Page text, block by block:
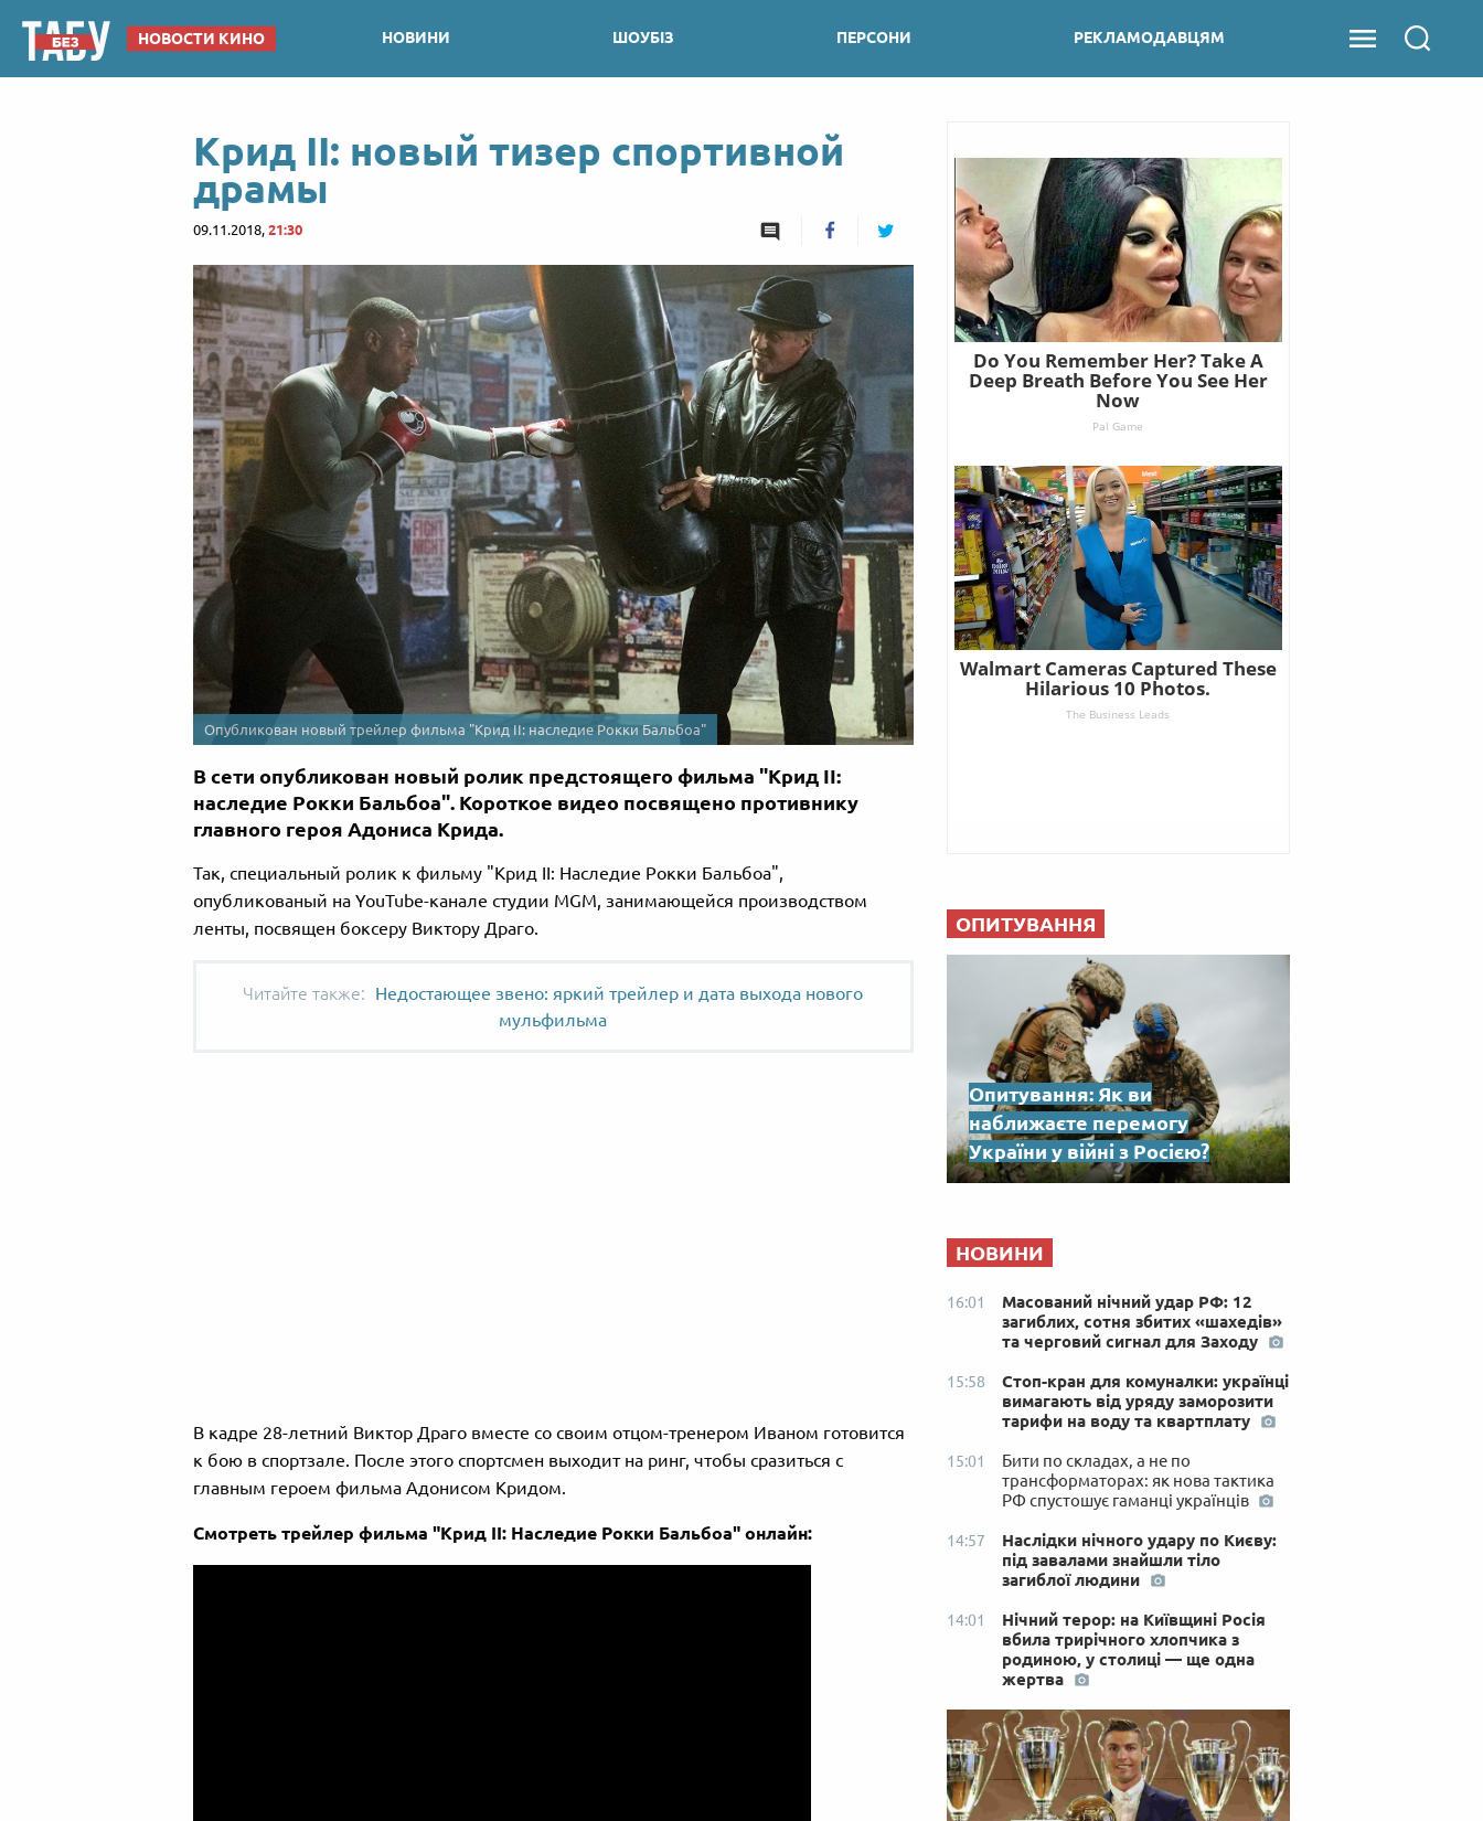
НОВОСТИ КИНО НОВИНИ ШОУБІЗ ПЕРСОНИ РЕКЛАМОДАВЦЯМ
Крид II: новый тизер спортивной
драмы
09.11.2018, 21:30
Опубликован новый трейлер фильма "Крид ІІ: наследие Рокки Бальбоа"
В сети опубликован новый ролик предстоящего фильма "Крид ІІ:
наследие Рокки Бальбоа". Короткое видео посвящено противнику
главного героя Адониса Крида.
Так, специальный ролик к фильму "Крид ІІ: Наследие Рокки Бальбоа",
опубликованый на YouTube-канале студии MGM, занимающейся производством
ленты, посвящен боксеру Виктору Драго.
Недостающее звено: яркий трейлер и дата выхода нового
мульфильма
В кадре 28-летний Виктор Драго вместе со своим отцом-тренером Иваном готовится
к бою в спортзале. После этого спортсмен выходит на ринг, чтобы сразиться с
главным героем фильма Адонисом Кридом.
Смотреть трейлер фильма "Крид ІІ: Наследие Рокки Бальбоа" онлайн:
ОПИТУВАННЯ
Опитування: Як ви
наближаєте перемогу
України у війні з Росією?
НОВИНИ
16:01
Масований нічний удар РФ: 12
загиблих, сотня збитих «шахедів»
та черговий сигнал для Заходу
15:58
Стоп-кран для комуналки: українці
вимагають від уряду заморозити
тарифи на воду та квартплату
15:01
Бити по складах, а не по
трансформаторах: як нова тактика
РФ спустошує гаманці українців
14:57
Наслідки нічного удару по Києву:
під завалами знайшли тіло
загиблої людини
14:01
Нічний терор: на Київщині Росія
вбила трирічного хлопчика з
родиною, у столиці — ще одна
жертва